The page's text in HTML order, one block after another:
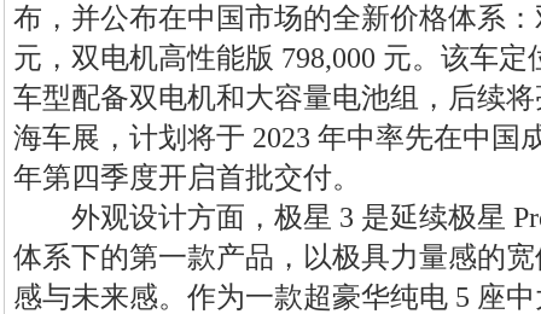
布，并公布在中国市场的全新价格体系：
元，双电机高性能版 798,000 元。该车
车型配备双电机和大容量电池组，后续
海车展，计划将于 2023 年中率先在中国
年第四季度开启首批交付。
外观设计方面，极星 3 是延续极星
体系下的第一款产品，以极具力量感的
感与未来感。作为一款超豪华纯电 5 座